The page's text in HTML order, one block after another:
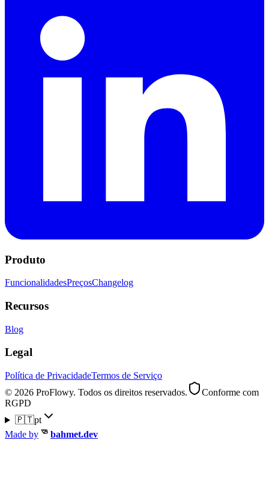
Produto
FuncionalidadesPreçosChangelog
Recursos
Blog
Legal
Política de PrivacidadeTermos de Serviço
© 2026 ProFlowy. Todos os direitos reservados.
Conforme com
RGPD
🇵🇹pt
Made by
bahmet.dev